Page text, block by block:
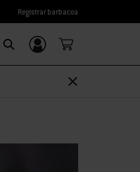
Registrar barbacoa
Iniciar sesión/
registrarme